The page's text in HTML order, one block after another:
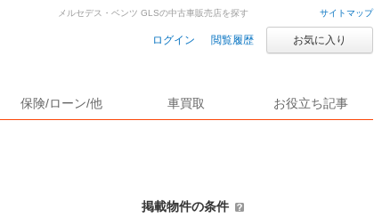
サイトマップ
ログイン 閲覧履歴 お気に入り
保険/ローン/他 車買取 お役立ち記事
メルセデス・ベンツ GLSの中古車販売店を探す
掲載物件の条件